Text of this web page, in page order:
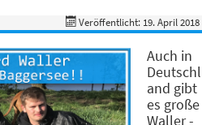
Veröffentlicht: 19. April 2018
Auch in
Deutschl
and gibt
es große
Waller -